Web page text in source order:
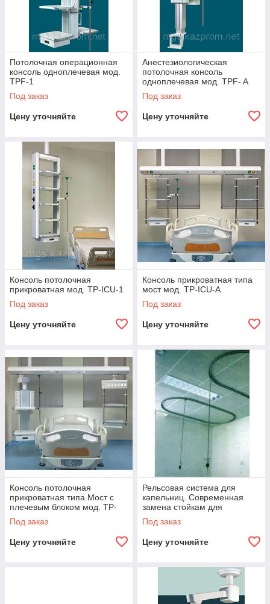
Потолочная операционная
консоль одноплечевая мод.
TPF-1
Под заказ
Цену уточняйте
Анестезиологическая
потолочная консоль
одноплечевая мод. TPF- A
Под заказ
Цену уточняйте
Консоль потолочная
прикроватная мод. TP-ICU-1
Под заказ
Цену уточняйте
Консоль прикроватная типа
мост мод. TP-ICU-A
Под заказ
Цену уточняйте
Консоль потолочная
прикроватная типа Мост с
плечевым блоком мод. TP-
ICU-B
Под заказ
Цену уточняйте
Рельсовая система для
капельниц. Современная
замена стойкам для
капельниц. Потолочное
крепление.
Под заказ
Цену уточняйте